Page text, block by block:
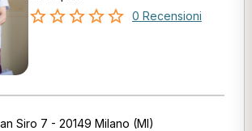
0 Recensioni
Siro 7 - 20149 Milano (MI)